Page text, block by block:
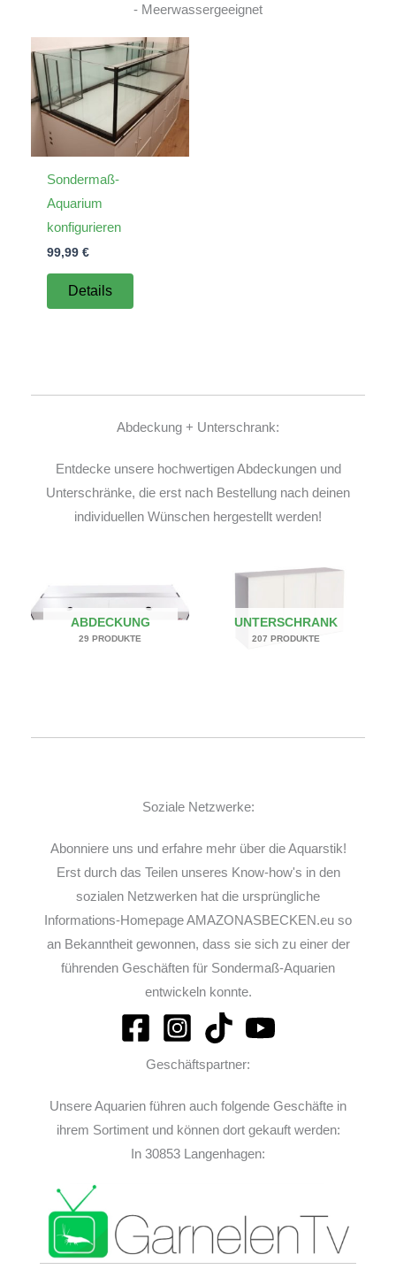
- Meerwassergeeignet
Sondermaß-
Aquarium
konfigurieren
99,99 €
Details
Abdeckung + Unterschrank:
Entdecke unsere hochwertigen Abdeckungen und
Unterschränke, die erst nach Bestellung nach deinen
individuellen Wünschen hergestellt werden!
ABDECKUNG
29 PRODUKTE
UNTERSCHRANK
207 PRODUKTE
Soziale Netzwerke:
Abonniere uns und erfahre mehr über die Aquarstik!
Erst durch das Teilen unseres Know-how's in den
sozialen Netzwerken hat die ursprüngliche
Informations-Homepage AMAZONASBECKEN.eu so
an Bekanntheit gewonnen, dass sie sich zu einer der
führenden Geschäften für Sondermaß-Aquarien
entwickeln konnte.
Geschäftspartner:
Unsere Aquarien führen auch folgende Geschäfte in
ihrem Sortiment und können dort gekauft werden:
In 30853 Langenhagen: